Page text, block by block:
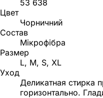
53 638
Цвет
Чорничний
Состав
Мікрофібра
Размер
L, M, S, XL
Уход
Деликатная стирка
горизонтально.